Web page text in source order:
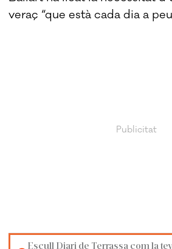
veraç “que està cada dia a
Escull Diari de Terrassa com la